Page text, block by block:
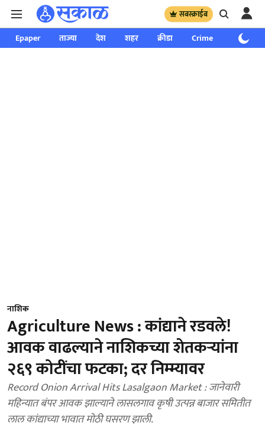
सबस्क्राईब
Epaper ताज्या देश शहर क्रीडा Crime साप्ताहिक
नाशिक
Agriculture News : कांद्याने रडवले!
आवक वाढल्याने नाशिकच्या शेतकऱ्यांना
२६९ कोटींचा फटका; दर निम्म्यावर
Record Onion Arrival Hits Lasalgaon Market : जानेवारी
महिन्यात बंपर आवक झाल्याने लासलगाव कृषी उत्पन्न बाजार समितीत
लाल कांद्याच्या भावात मोठी घसरण झाली.